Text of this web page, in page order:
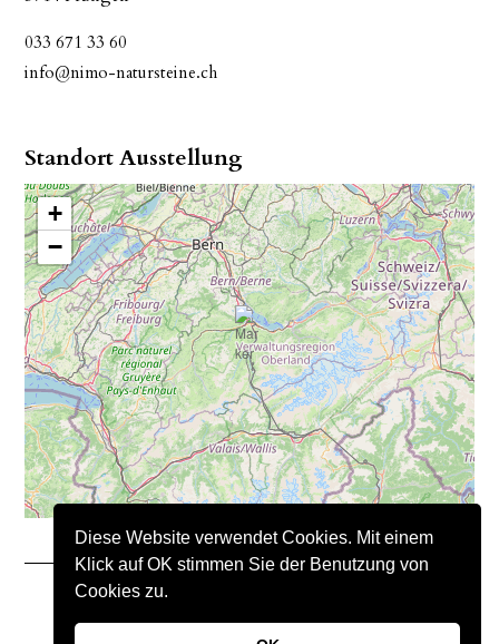
Diese Website verwendet Cookies. Mit einem
Klick auf OK stimmen Sie der Benutzung von
Cookies zu.
033 671 33 60
info@nimo-natursteine.ch
Standort Ausstellung
+
−